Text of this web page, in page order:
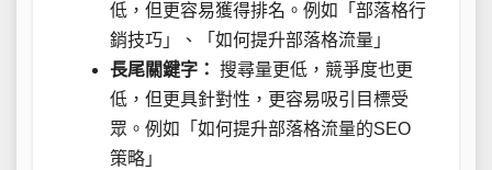
低，但更容易獲得排名。例如「部落格行
銷技巧」、「如何提升部落格流量」
長尾關鍵字： 搜尋量更低，競爭度也更
低，但更具針對性，更容易吸引目標受
眾。例如「如何提升部落格流量的SEO
策略」